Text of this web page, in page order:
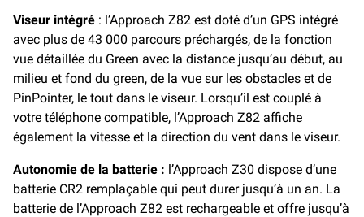
Viseur intégré : l’Approach Z82 est doté d’un GPS intégré
avec plus de 43 000 parcours préchargés, de la fonction
vue détaillée du Green avec la distance jusqu’au début, au
milieu et fond du green, de la vue sur les obstacles et de
PinPointer, le tout dans le viseur. Lorsqu’il est couplé à
votre téléphone compatible, l’Approach Z82 affiche
également la vitesse et la direction du vent dans le viseur.
Autonomie de la batterie : l’Approach Z30 dispose d’une
batterie CR2 remplaçable qui peut durer jusqu’à un an. La
batterie de l’Approach Z82 est rechargeable et offre jusqu’à